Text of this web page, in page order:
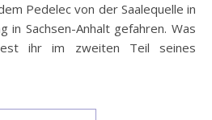
Pedelec von der Saalequelle in
in Sachsen-Anhalt gefahren. Was
ihr im zweiten Teil seines